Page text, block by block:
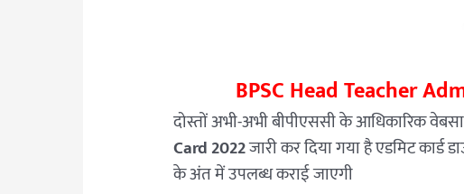
BPSC Head Teacher
दोस्तों अभी-अभी बीपीएससी के आधिकारिक
Card 2022जारी कर दिया गया है एडमिट
के अंत में उपलब्ध कराई जाएगी